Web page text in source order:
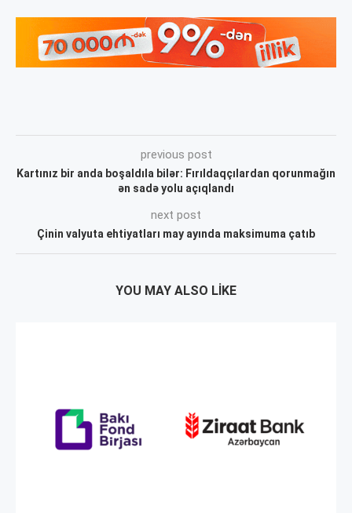
previous post
Kartınız bir anda boşaldıla bilər: Fırıldaqçılardan qorunmağın
ən sadə yolu açıqlandı
next post
Çinin valyuta ehtiyatları may ayında maksimuma çatıb
YOU MAY ALSO LIKE